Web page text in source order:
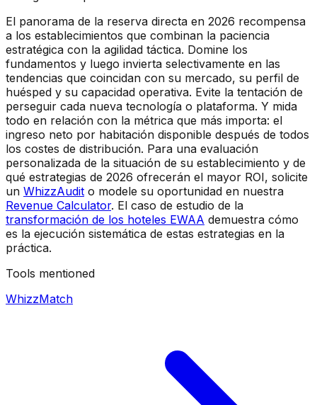
El panorama de la reserva directa en 2026 recompensa
a los establecimientos que combinan la paciencia
estratégica con la agilidad táctica. Domine los
fundamentos y luego invierta selectivamente en las
tendencias que coincidan con su mercado, su perfil de
huésped y su capacidad operativa. Evite la tentación de
perseguir cada nueva tecnología o plataforma. Y mida
todo en relación con la métrica que más importa: el
ingreso neto por habitación disponible después de todos
los costes de distribución. Para una evaluación
personalizada de la situación de su establecimiento y de
qué estrategias de 2026 ofrecerán el mayor ROI, solicite
un WhizzAudit o modele su oportunidad en nuestra
Revenue Calculator. El caso de estudio de la
transformación de los hoteles EWAA demuestra cómo
es la ejecución sistemática de estas estrategias en la
práctica.
Tools mentioned
WhizzMatch